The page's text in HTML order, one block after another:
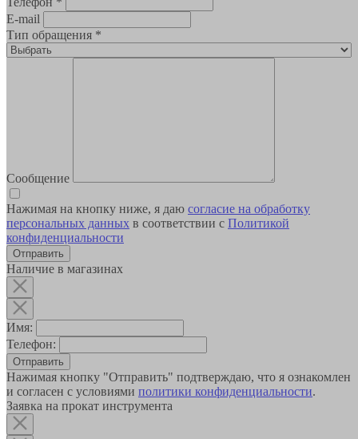
E-mail
Тип обращения *
Сообщение
Нажимая на кнопку ниже, я даю согласие на обработку
персональных данных в соответствии с Политикой
конфиденциальности
Наличие в магазинах
Имя:
Телефон:
Отправить
Нажимая кнопку "Отправить" подтверждаю, что я ознакомлен
и согласен с условиями политики конфиденциальности.
Заявка на прокат инструмента